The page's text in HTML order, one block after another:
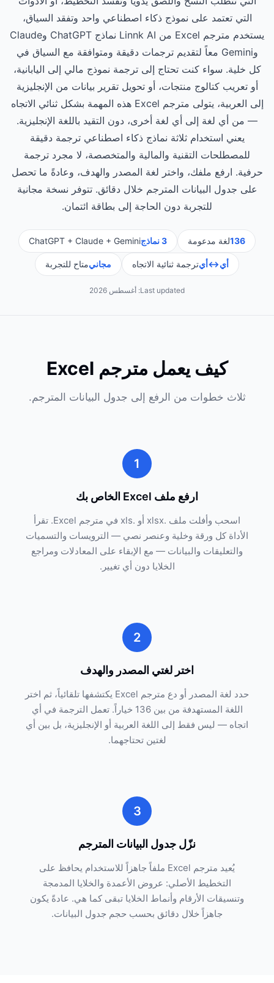
التي تعتمد على نموذج ذكاء اصطناعي واحد وتفقد السياق،
يستخدم مترجم Excel من Linnk AI نماذج ChatGPT وClaude
وGemini معاً لتقديم ترجمات دقيقة ومتوافقة مع السياق في
كل خلية. سواء كنت تحتاج إلى ترجمة نموذج مالي إلى اليابانية،
أو تعريب كتالوج منتجات، أو تحويل تقرير بيانات من الإنجليزية
إلى العربية، يتولى مترجم Excel هذه المهمة بشكل ثنائي الاتجاه
— من أي لغة إلى أي لغة أخرى، دون التقيد باللغة الإنجليزية.
يعني استخدام ثلاثة نماذج ذكاء اصطناعي ترجمة دقيقة
للمصطلحات التقنية والمالية والمتخصصة، لا مجرد ترجمة
حرفية. ارفع ملفك، واختر لغة المصدر والهدف، وعادةً ما تحصل
على جدول البيانات المترجم خلال دقائق. تتوفر نسخة مجانية
للتجربة دون الحاجة إلى بطاقة ائتمان.
136لغة مدعومة 3 نماذج ChatGPT + Claude + Gemini
أي↔أيترجمة ثنائية الاتجاه مجانيمتاح للتجربة
Last updated: أغسطس 2026
كيف يعمل مترجم Excel
ثلاث خطوات من الرفع إلى جدول البيانات المترجم.
1
ارفع ملف Excel الخاص بك
اسحب وأفلت ملف .xlsx أو .xls في مترجم Excel. تقرأ
الأداة كل ورقة وخلية وعنصر نصي — الترويسات والتسميات
والتعليقات والبيانات — مع الإبقاء على المعادلات ومراجع
الخلايا دون أي تغيير.
2
اختر لغتي المصدر والهدف
حدد لغة المصدر أو دع مترجم Excel يكتشفها تلقائياً، ثم اختر
اللغة المستهدفة من بين 136 خياراً. تعمل الترجمة في أي
اتجاه — ليس فقط إلى اللغة العربية أو الإنجليزية، بل بين أي
لغتين تحتاجهما.
3
نزّل جدول البيانات المترجم
يُعيد مترجم Excel ملفاً جاهزاً للاستخدام يحافظ على
التخطيط الأصلي: عروض الأعمدة والخلايا المدمجة
وتنسيقات الأرقام وأنماط الخلايا تبقى كما هي. عادةً يكون
جاهزاً خلال دقائق بحسب حجم جدول البيانات.